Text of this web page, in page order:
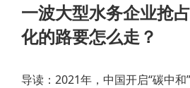
一波大型水务企业抢
化的路要怎么走？
导读：2021年，中国开启“碳中